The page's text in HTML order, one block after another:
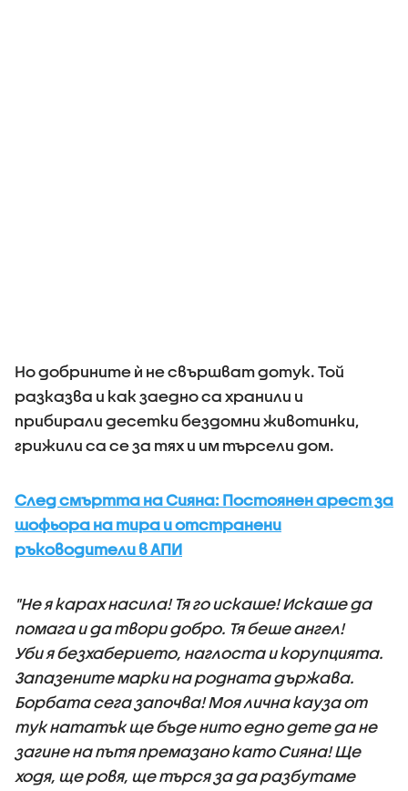
Но добрините ѝ не свършват дотук. Той
разказва и как заедно са хранили и
прибирали десетки бездомни животинки,
грижили са се за тях и им търсели дом.
След смъртта на Сияна: Постоянен арест за
шофьора на тира и отстранени
ръководители в АПИ
"Не я карах насила! Тя го искаше! Искаше да
помага и да твори добро. Тя беше ангел!
Уби я безхаберието, наглоста и корупцията.
Запазените марки на родната държава.
Борбата сега започва! Моя лична кауза от
тук нататък ще бъде нито едно дете да не
загине на пътя премазано като Сияна! Ще
ходя, ще ровя, ще търся за да разбутаме